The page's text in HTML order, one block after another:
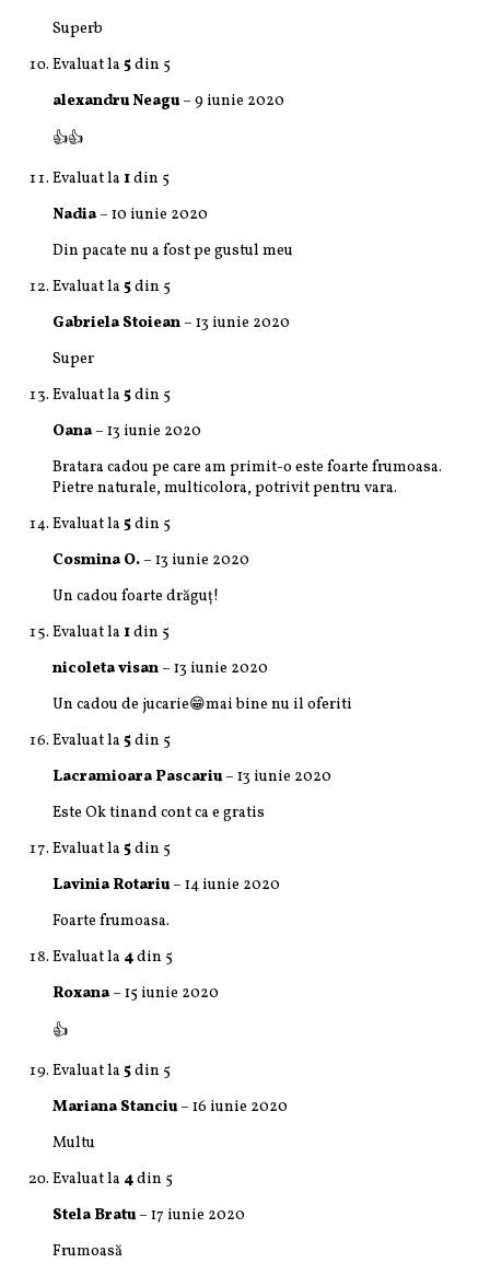
Superb
Evaluat la 5din 5
alexandru Neagu – 9 iunie 2020
👍👍
Evaluat la 1din 5
Nadia – 10 iunie 2020
Din pacate nu a fost pe gustul meu
Evaluat la 5din 5
Gabriela Stoiean – 13 iunie 2020
Super
Evaluat la 5din 5
Oana – 13 iunie 2020
Bratara cadou pe care am primit-o este foarte frumoasa.
Pietre naturale, multicolora, potrivit pentru vara.
Evaluat la 5din 5
Cosmina O. – 13 iunie 2020
Un cadou foarte drăguț!
Evaluat la 1din 5
nicoleta visan – 13 iunie 2020
Un cadou de jucarie😁mai bine nu il oferiti
Evaluat la 5din 5
Lacramioara Pascariu – 13 iunie 2020
Este Ok tinand cont ca e gratis
Evaluat la 5din 5
Lavinia Rotariu – 14 iunie 2020
Foarte frumoasa.
Evaluat la 4din 5
Roxana – 15 iunie 2020
👍
Evaluat la 5din 5
Mariana Stanciu – 16 iunie 2020
Multu
Evaluat la 4din 5
Stela Bratu – 17 iunie 2020
Frumoasă